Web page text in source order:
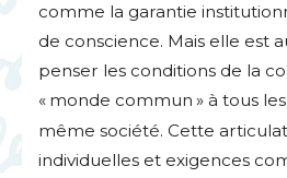
comme la garantie
de conscience. Mais elle est
penser les conditions de la
« monde commun » à tous
même société. Cette
individuelles et exigences